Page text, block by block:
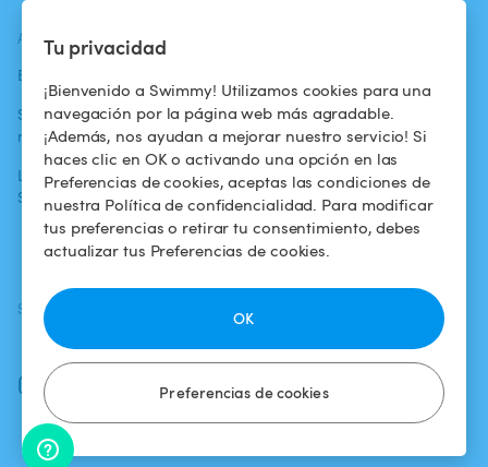
Tu privacidad
¡Bienvenido a Swimmy! Utilizamos cookies para una
navegación por la página web más agradable.
¡Además, nos ayudan a mejorar nuestro servicio! Si
haces clic en OK o activando una opción en las
Preferencias de cookies, aceptas las condiciones de
nuestra Política de confidencialidad. Para modificar
tus preferencias o retirar tu consentimiento, debes
actualizar tus Preferencias de cookies.
Preferencias de cookies
OK
ACTUALIDADES
Blog
Swimmy en los
medios
La aventura
Swimmy
Para los
propietarios
Alquilar mi
piscina
¿Cómo funciona?
Condiciones de
uso
Política de
confidencialidad
Aviso legal
SÍGUENOS
Facebook
Instagram